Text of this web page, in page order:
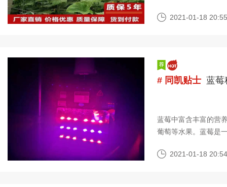
2021-01-18
# 同凯贴士 蓝莓
蓝莓中富含丰富的营
葡萄等水果。蓝莓是
2021-01-18